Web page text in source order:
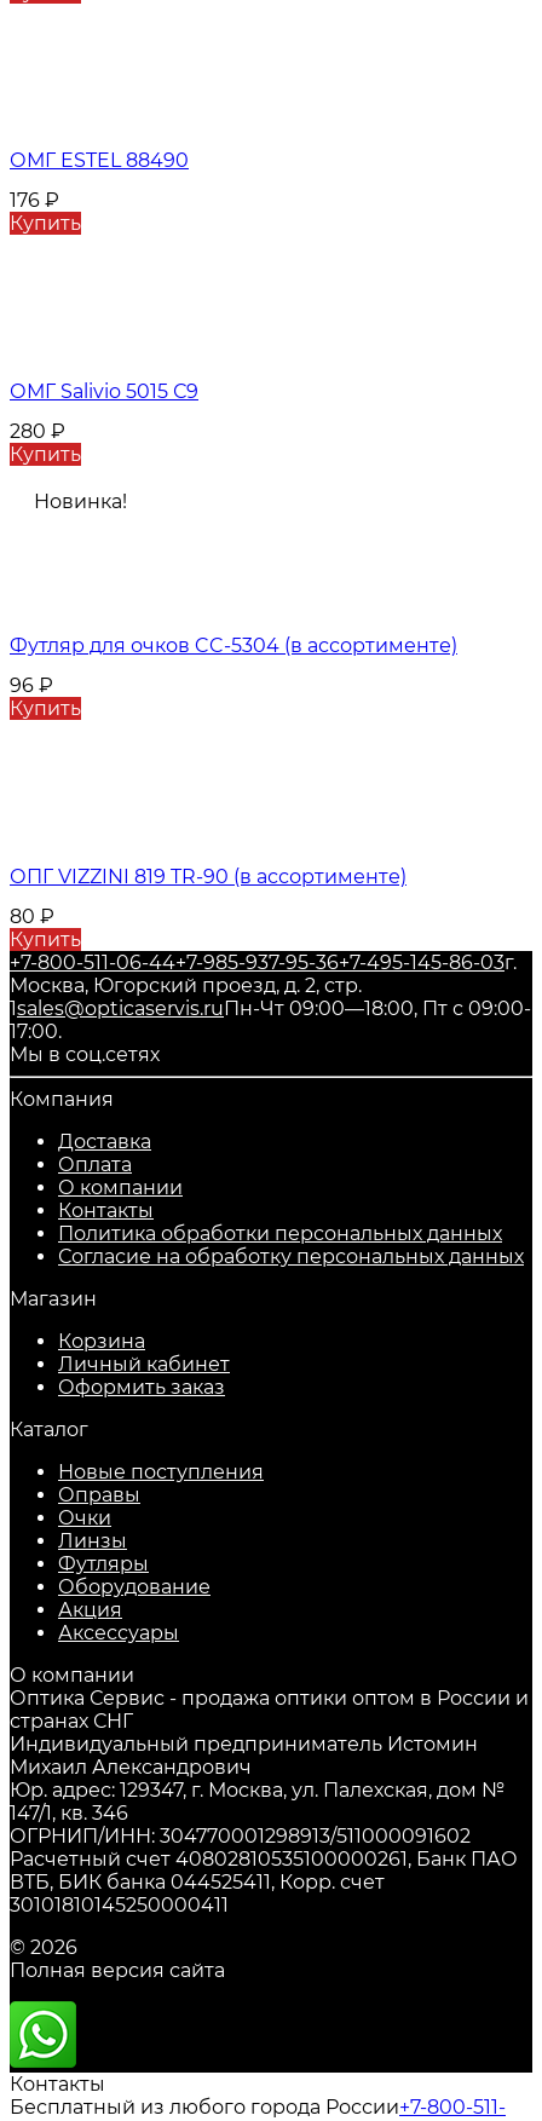
ОМГ ESTEL 88490
176 ₽
Купить
ОМГ Salivio 5015 С9
280 ₽
Купить
Новинка!
Футляр для очков CC-5304 (в ассортименте)
96 ₽
Купить
ОПГ VIZZINI 819 TR-90 (в ассортименте)
80 ₽
Купить
+7-800-511-06-44+7-985-937-95-36+7-495-145-86-03г.
Москва, Югорский проезд, д. 2, стр.
1sales@opticaservis.ruПн-Чт 09:00—18:00, Пт с 09:00-
17:00.
Мы в соц.сетях
Компания
Доставка
Оплата
О компании
Контакты
Политика обработки персональных данных
Согласие на обработку персональных данных
Магазин
Корзина
Личный кабинет
Оформить заказ
Каталог
Новые поступления
Оправы
Очки
Линзы
Футляры
Оборудование
Акция
Аксессуары
О компании
Оптика Сервис - продажа оптики оптом в России и
странах СНГ
Индивидуальный предприниматель Истомин
Михаил Александрович
Юр. адрес: 129347, г. Москва, ул. Палехская, дом №
147/1, кв. 346
ОГРНИП/ИНН: 304770001298913/511000091602
Расчетный счет 40802810535100000261, Банк ПАО
ВТБ, БИК банка 044525411, Корр. счет
30101810145250000411
© 2026
Полная версия сайта
Контакты
Бесплатный из любого города России+7-800-511-